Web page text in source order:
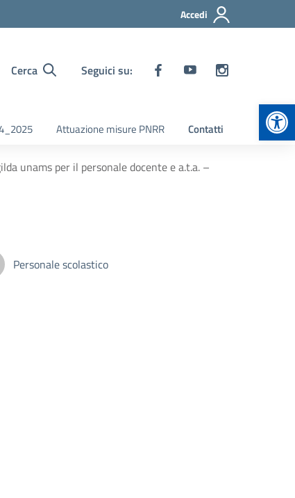
Accedi
Cerca Seguici su:
Attuazione misure PNRR Contatti
unams per il personale docente e a.t.a. –
Personale scolastico